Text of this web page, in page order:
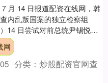
月 14 日报道配资在线网，韩
内乱叛国案的独立检察组
）14 日尝试对前总统尹锡悦采
措施，但未能成功。 报道
察....
网
分类：炒股配资官网查